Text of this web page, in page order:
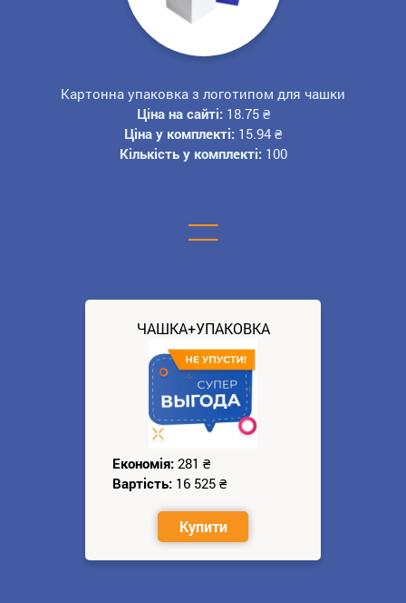
Картонна упаковка з логотипом для чашки
Ціна на сайті: 18.75 ₴
Ціна у комплекті: 15.94 ₴
Кількість у комплекті: 100
=
ЧАШКА+УПАКОВКА
Економія: 281 ₴
Вартість: 16 525 ₴
Купити